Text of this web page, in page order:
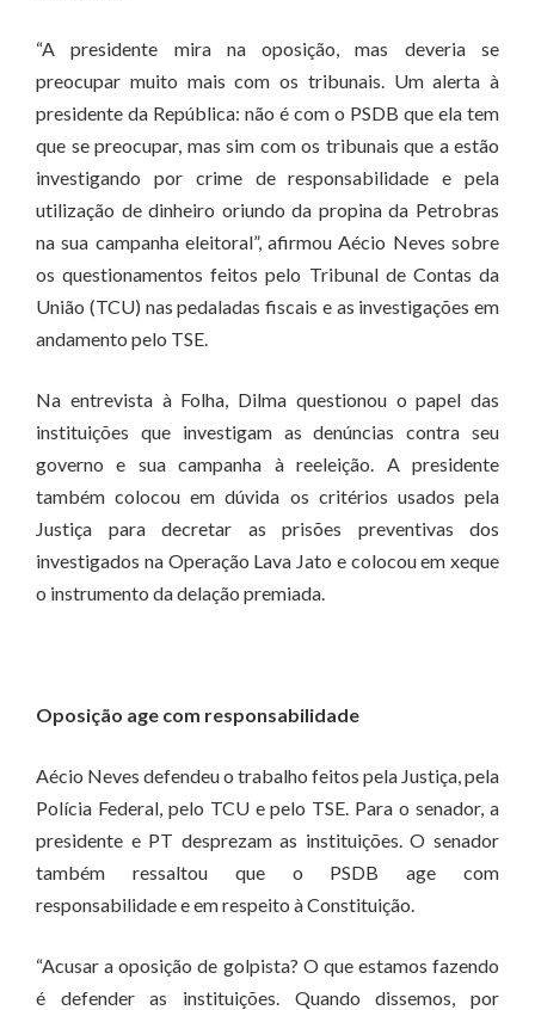
“A presidente mira na oposição, mas deveria se
preocupar muito mais com os tribunais. Um alerta à
presidente da República: não é com o PSDB que ela tem
que se preocupar, mas sim com os tribunais que a estão
investigando por crime de responsabilidade e pela
utilização de dinheiro oriundo da propina da Petrobras
na sua campanha eleitoral”, afirmou Aécio Neves sobre
os questionamentos feitos pelo Tribunal de Contas da
União (TCU) nas pedaladas fiscais e as investigações em
andamento pelo TSE.
Na entrevista à Folha, Dilma questionou o papel das
instituições que investigam as denúncias contra seu
governo e sua campanha à reeleição. A presidente
também colocou em dúvida os critérios usados pela
Justiça para decretar as prisões preventivas dos
investigados na Operação Lava Jato e colocou em xeque
o instrumento da delação premiada.
Oposição age com responsabilidade
Aécio Neves defendeu o trabalho feitos pela Justiça, pela
Polícia Federal, pelo TCU e pelo TSE. Para o senador, a
presidente e PT desprezam as instituições. O senador
também ressaltou que o PSDB age com
responsabilidade e em respeito à Constituição.
“Acusar a oposição de golpista? O que estamos fazendo
é defender as instituições. Quando dissemos, por